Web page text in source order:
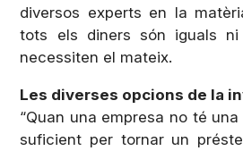
diversos experts en la
tots els diners són iguals
necessiten el mateix.
Les diverses opcions de la
“Quan una empresa no té
suficient per tornar un